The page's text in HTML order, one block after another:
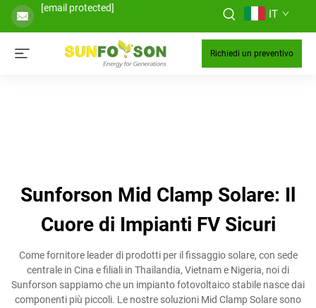
[email protected] IT
Richiedi un preventivo
Sunforson Mid Clamp Solare: Il
Cuore di Impianti FV Sicuri
Come fornitore leader di prodotti per il fissaggio solare, con sede
centrale in Cina e filiali in Thailandia, Vietnam e Nigeria, noi di
Sunforson sappiamo che un impianto fotovoltaico stabile nasce dai
componenti più piccoli. Le nostre soluzioni Mid Clamp Solare sono